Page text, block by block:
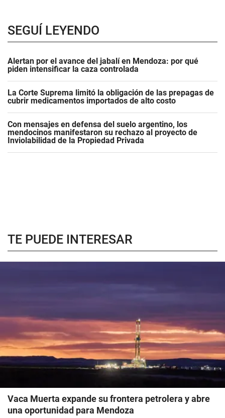
SEGUÍ LEYENDO
Alertan por el avance del jabalí en Mendoza: por qué
piden intensificar la caza controlada
La Corte Suprema limitó la obligación de las prepagas de
cubrir medicamentos importados de alto costo
Con mensajes en defensa del suelo argentino, los
mendocinos manifestaron su rechazo al proyecto de
Inviolabilidad de la Propiedad Privada
TE PUEDE INTERESAR
Vaca Muerta expande su frontera petrolera y abre
una oportunidad para Mendoza